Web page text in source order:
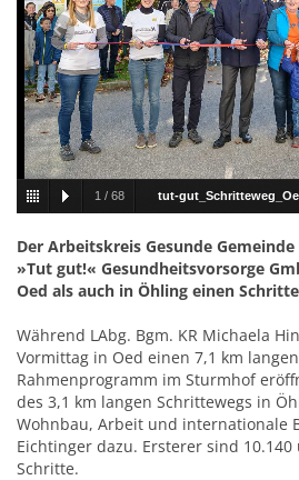
1 / 68 tut-
Der Arbeitskreis Gesunde
»Tut gut!« Gesundheitsvorsorge
Oed als auch in Öhling einen
Während LAbg. Bgm. KR Michaela
Vormittag in Oed einen 7,1 km
Rahmenprogramm im Sturmhof
des 3,1 km langen Schrittewegs in
Wohnbau, Arbeit und internationale
Eichtinger dazu. Ersterer sind
Schritte.